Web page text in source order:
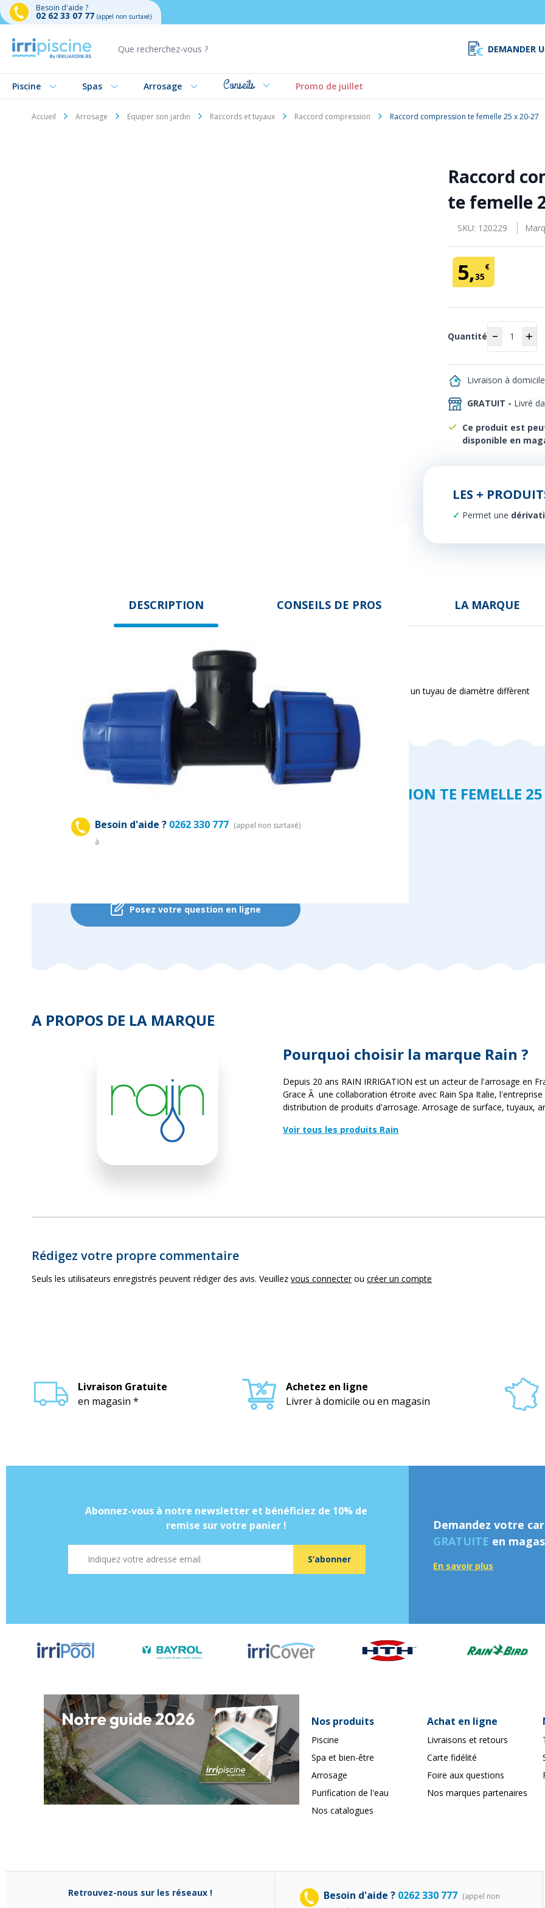
Besoin d'aide ?
02 62 33 07 77 (appel non surtaxé)
DEMANDER
Piscine Spas Arrosage Conseils Promo de juillet
Accueil Arrosage Equiper son jardin Raccords et tuyaux Raccord compression Raccord compression te femelle 25 x 20-27
Raccord
te femelle
SKU: 120229
5,35
€
Quantité
GRATUIT - Livré
Livraison à domicile
Ce produit est
disponible en
LES +
Permet une
DESCRIPTION CONSEILS DE PROS LA MARQUE
Raccorde 2 tuyaux de même diamètre avec un raccord fileté mâle. Permet une vers un tuyau de diamètre diffèrent
LES CONSEILS DE PROS POUR RACCORD COMPRESSION TE FEMELLE
Besoin d'aide ? 0262 330 777 (appel non surtaxé)
à
Posez votre question en ligne
A PROPOS DE LA MARQUE
Pourquoi choisir la marque Rain ?
Depuis 20 ans RAIN IRRIGATION est un acteur de l'arrosage en
Grace Ã une collaboration étroite avec Rain Spa Italie,
distribution de produits d'arrosage. Arrosage de surface, tuyaux,
Voir tous les produits Rain
Rédigez votre propre commentaire
Seuls les utilisateurs enregistrés peuvent rédiger des avis. Veuillez vous connecterou créer un compte
Livraison Gratuite
en magasin *
Achetez en ligne
Livrer à domicile ou en magasin
Abonnez-vous à notre newsletter et bénéficiez de 10% de
remise sur votre panier !
S’abonner
Demandez votre
GRATUITE en
En savoir plus
Nos produits
Piscine
Spa et bien-être
Arrosage
Purification de l'eau
Nos catalogues
Achat en ligne
Livraisons et retours
Carte fidélité
Foire aux questions
Nos marques partenaires
Retrouvez-nous sur les réseaux ! Besoin d'aide ? 0262 330 777 (appel non